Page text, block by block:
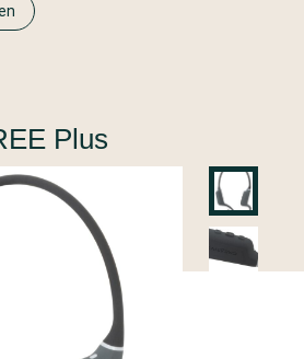
Plus